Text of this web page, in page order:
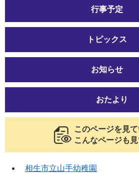
行事予定
トピックス
お知らせ
おたより
このページを見
こんなページも
相生市立山手幼稚園